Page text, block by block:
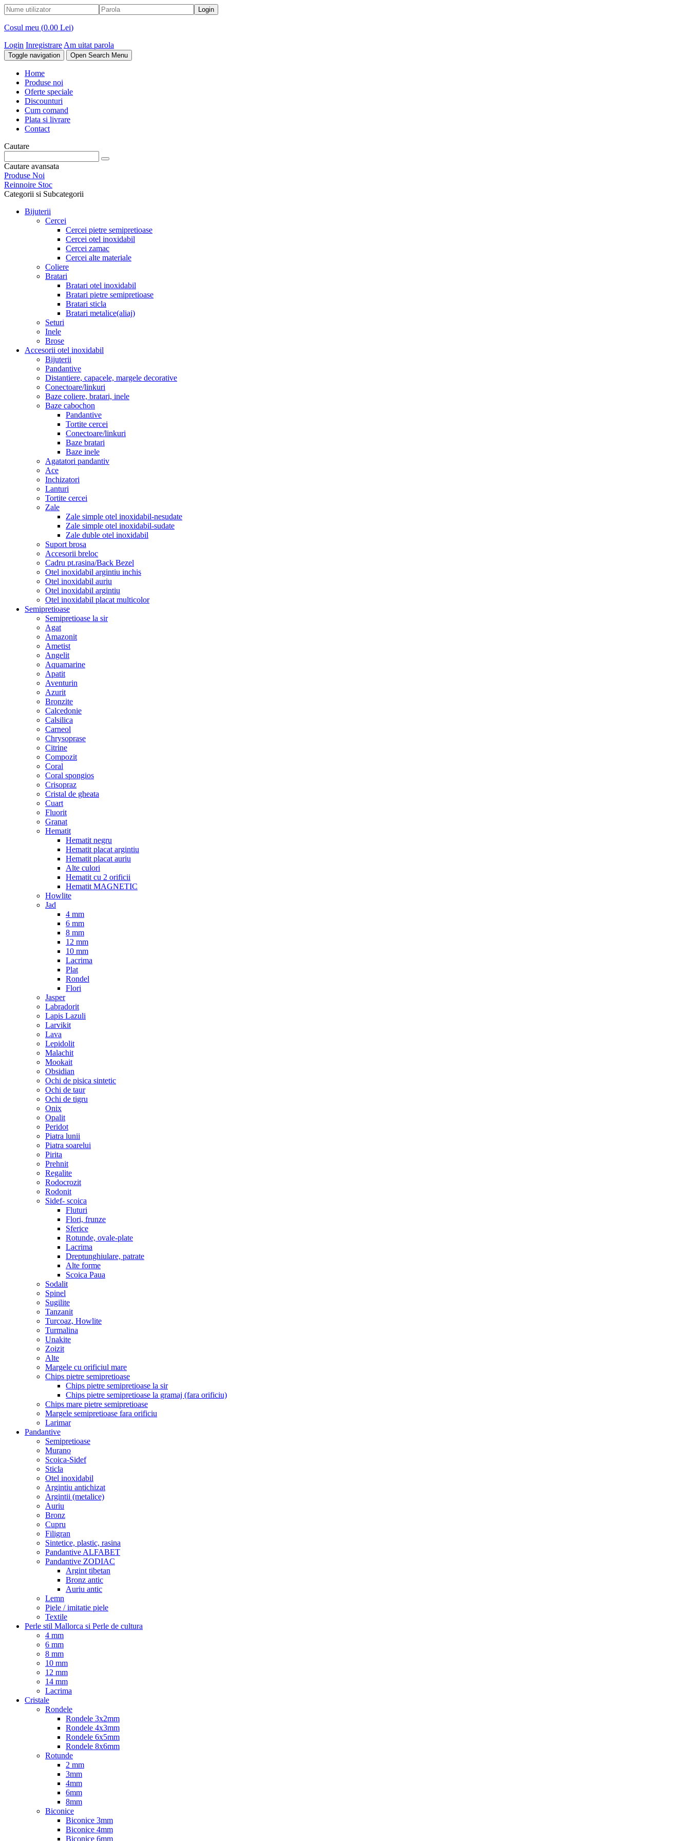
Cosul meu (0.00 Lei)
Login Inregistrare Am uitat parola
Toggle navigation Open Search Menu
Home
Produse noi
Oferte speciale
Discounturi
Cum comand
Plata si livrare
Contact
Cautare
Cautare avansata
Produse Noi
Reinnoire Stoc
Categorii si Subcategorii
Bijuterii
Cercei
Cercei pietre semipretioase
Cercei otel inoxidabil
Cercei zamac
Cercei alte materiale
Coliere
Bratari
Bratari otel inoxidabil
Bratari pietre semipretioase
Bratari sticla
Bratari metalice(aliaj)
Seturi
Inele
Brose
Accesorii otel inoxidabil
Bijuterii
Pandantive
Distantiere, capacele, margele decorative
Conectoare/linkuri
Baze coliere, bratari, inele
Baze cabochon
Pandantive
Tortite cercei
Conectoare/linkuri
Baze bratari
Baze inele
Agatatori pandantiv
Ace
Inchizatori
Lanturi
Tortite cercei
Zale
Zale simple otel inoxidabil-nesudate
Zale simple otel inoxidabil-sudate
Zale duble otel inoxidabil
Suport brosa
Accesorii breloc
Cadru pt.rasina/Back Bezel
Otel inoxidabil argintiu inchis
Otel inoxidabil auriu
Otel inoxidabil argintiu
Otel inoxidabil placat multicolor
Semipretioase
Semipretioase la sir
Agat
Amazonit
Ametist
Angelit
Aquamarine
Apatit
Aventurin
Azurit
Bronzite
Calcedonie
Calsilica
Carneol
Chrysoprase
Citrine
Compozit
Coral
Coral spongios
Crisopraz
Cristal de gheata
Cuart
Fluorit
Granat
Hematit
Hematit negru
Hematit placat argintiu
Hematit placat auriu
Alte culori
Hematit cu 2 orificii
Hematit MAGNETIC
Howlite
Jad
4 mm
6 mm
8 mm
12 mm
10 mm
Lacrima
Plat
Rondel
Flori
Jasper
Labradorit
Lapis Lazuli
Larvikit
Lava
Lepidolit
Malachit
Mookait
Obsidian
Ochi de pisica sintetic
Ochi de taur
Ochi de tigru
Onix
Opalit
Peridot
Piatra lunii
Piatra soarelui
Pirita
Prehnit
Regalite
Rodocrozit
Rodonit
Sidef- scoica
Fluturi
Flori, frunze
Sferice
Rotunde, ovale-plate
Lacrima
Dreptunghiulare, patrate
Alte forme
Scoica Paua
Sodalit
Spinel
Sugilite
Tanzanit
Turcoaz, Howlite
Turmalina
Unakite
Zoizit
Alte
Margele cu orificiul mare
Chips pietre semipretioase
Chips pietre semipretioase la sir
Chips pietre semipretioase la gramaj (fara orificiu)
Chips mare pietre semipretioase
Margele semipretioase fara orificiu
Larimar
Pandantive
Semipretioase
Murano
Scoica-Sidef
Sticla
Otel inoxidabil
Argintiu antichizat
Argintii (metalice)
Auriu
Bronz
Cupru
Filigran
Sintetice, plastic, rasina
Pandantive ALFABET
Pandantive ZODIAC
Argint tibetan
Bronz antic
Auriu antic
Lemn
Piele / imitatie piele
Textile
Perle stil Mallorca si Perle de cultura
4 mm
6 mm
8 mm
10 mm
12 mm
14 mm
Lacrima
Cristale
Rondele
Rondele 3x2mm
Rondele 4x3mm
Rondele 6x5mm
Rondele 8x6mm
Rotunde
2 mm
3mm
4mm
6mm
8mm
Biconice
Biconice 3mm
Biconice 4mm
Biconice 6mm